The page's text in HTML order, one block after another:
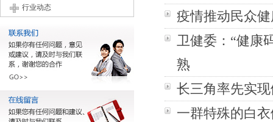
行业动态
疫情推动民众
卫健委：“健康
熟
长三角率先实
一群特殊的白